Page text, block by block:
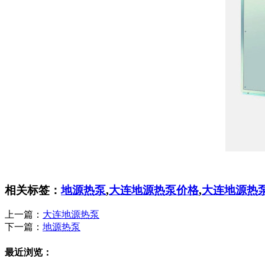
相关标签：地源热泵,大连地源热泵价格,大连地源热
上一篇： 大连地源热泵
下一篇： 地源热泵
最近浏览：